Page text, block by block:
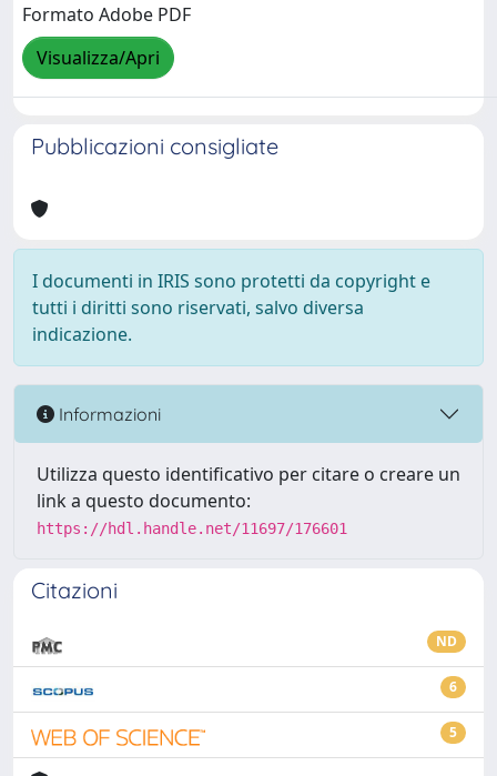
Formato Adobe PDF
Visualizza/Apri
Pubblicazioni consigliate
I documenti in IRIS sono protetti da copyright e
tutti i diritti sono riservati, salvo diversa
indicazione.
Informazioni
Utilizza questo identificativo per citare o creare un
link a questo documento:
https://hdl.handle.net/11697/176601
Citazioni
ND
6
5